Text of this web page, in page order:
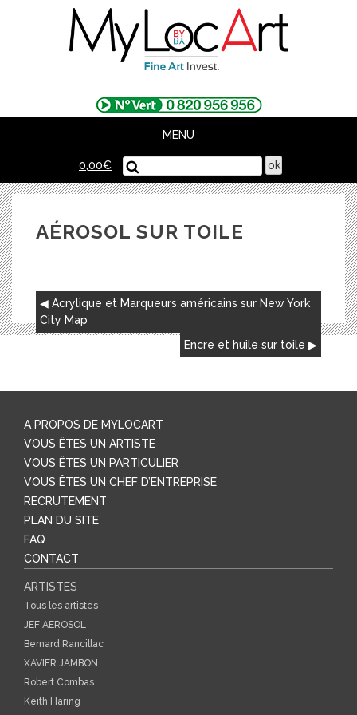
MENU
0,00€
AÉROSOL SUR TOILE
NAVIGATION
DE
L’ARTICLE
Acrylique et Marqueurs américains sur New York
City Map
Encre et huile sur toile
A PROPOS DE MYLOCART
VOUS ÊTES UN ARTISTE
VOUS ÊTES UN PARTICULIER
VOUS ÊTES UN CHEF D’ENTREPRISE
RECRUTEMENT
PLAN DU SITE
FAQ
CONTACT
ARTISTES
Tous les artistes
JEF AEROSOL
Bernard Rancillac
XAVIER JAMBON
Robert Combas
Keith Haring